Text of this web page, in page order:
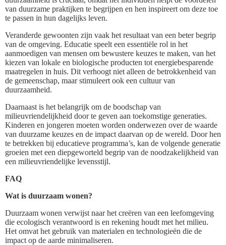
van duurzame praktijken te begrijpen en hen inspireert om deze toe
te passen in hun dagelijks leven.
Veranderde gewoonten zijn vaak het resultaat van een beter begrip
van de omgeving. Educatie speelt een essentiële rol in het
aanmoedigen van mensen om bewustere keuzes te maken, van het
kiezen van lokale en biologische producten tot energiebesparende
maatregelen in huis. Dit verhoogt niet alleen de betrokkenheid van
de gemeenschap, maar stimuleert ook een cultuur van
duurzaamheid.
Daarnaast is het belangrijk om de boodschap van
milieuvriendelijkheid door te geven aan toekomstige generaties.
Kinderen en jongeren moeten worden onderwezen over de waarde
van duurzame keuzes en de impact daarvan op de wereld. Door hen
te betrekken bij educatieve programma’s, kan de volgende generatie
groeien met een diepgeworteld begrip van de noodzakelijkheid van
een milieuvriendelijke levensstijl.
FAQ
Wat is duurzaam wonen?
Duurzaam wonen verwijst naar het creëren van een leefomgeving
die ecologisch verantwoord is en rekening houdt met het milieu.
Het omvat het gebruik van materialen en technologieën die de
impact op de aarde minimaliseren.